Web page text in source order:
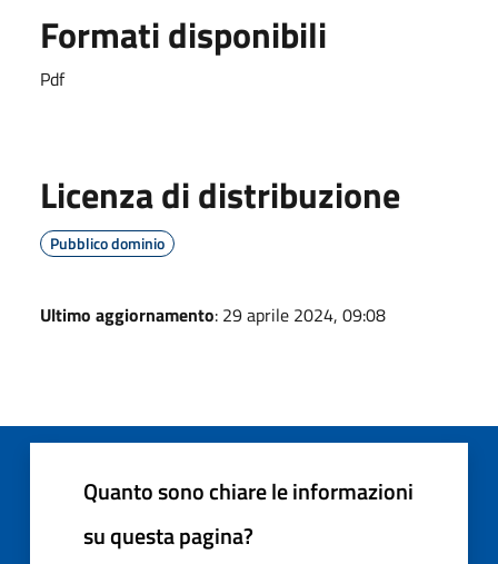
Formati disponibili
Pdf
Licenza di distribuzione
Pubblico dominio
Ultimo aggiornamento: 29 aprile 2024, 09:08
Quanto sono chiare le informazioni
su questa pagina?